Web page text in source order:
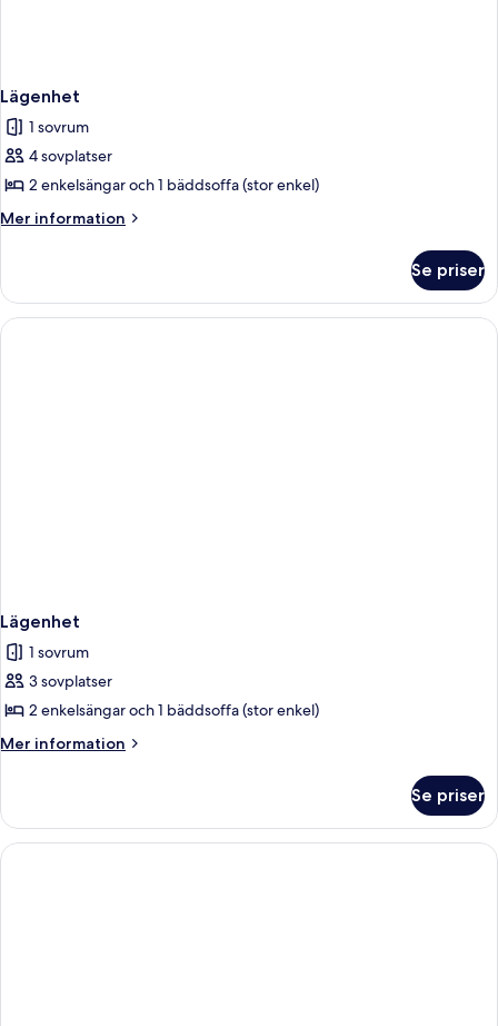
Lägenhet
1 sovrum
4 sovplatser
2 enkelsängar och 1 bäddsoffa (stor enkel)
Mer information
Mer
Se priser
Lägenhet
1 sovrum
3 sovplatser
2 enkelsängar och 1 bäddsoffa (stor enkel)
Mer information
Mer
Se priser